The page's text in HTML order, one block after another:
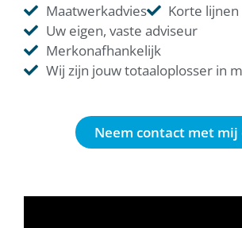
Maatwerkadvies
Korte lijnen
Uw eigen, vaste adviseur
Merkonafhankelijk
Wij zijn jouw totaaloplosser in
Neem contact met mij